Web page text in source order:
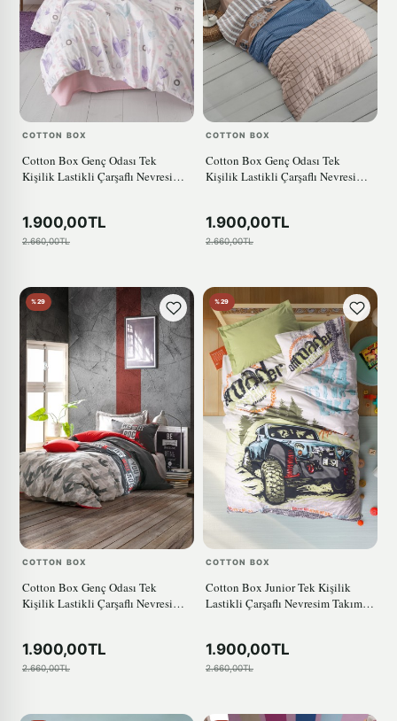
COTTON BOX
Cotton Box Genç Odası Tek
Kişilik Lastikli Çarşaflı Nevresim
1.900,00TL
2.660,00TL
COTTON BOX
Cotton Box Genç Odası Tek
Kişilik Lastikli Çarşaflı Nevresim
1.900,00TL
2.660,00TL
%29
COTTON BOX
Cotton Box Genç Odası Tek
Kişilik Lastikli Çarşaflı Nevresim
1.900,00TL
2.660,00TL
%29
COTTON BOX
Cotton Box Junior Tek Kişilik
Lastikli Çarşaflı Nevresim Takımı
1.900,00TL
2.660,00TL